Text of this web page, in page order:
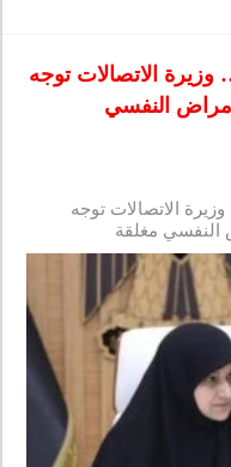
الاتصالات توجه
النفسي
الاتصالات توجه
النفسي مغلقة